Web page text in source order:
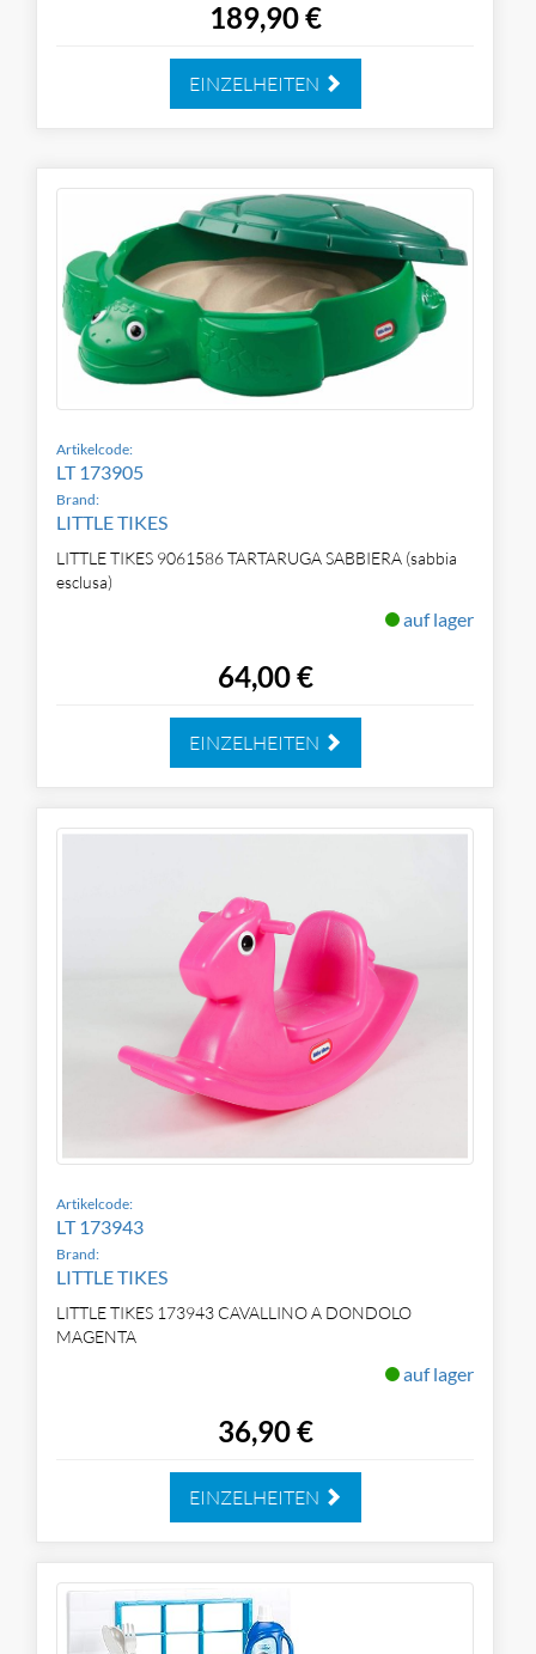
189,90 €
EINZELHEITEN
Artikelcode:
LT 173905
Brand:
LITTLE TIKES
LITTLE TIKES 9061586 TARTARUGA SABBIERA (sabbia
esclusa)
auf lager
64,00 €
EINZELHEITEN
Artikelcode:
LT 173943
Brand:
LITTLE TIKES
LITTLE TIKES 173943 CAVALLINO A DONDOLO
MAGENTA
auf lager
36,90 €
EINZELHEITEN